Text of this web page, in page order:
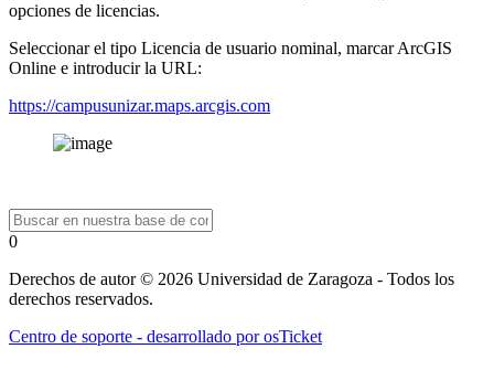
opciones de licencias.
Seleccionar el tipo Licencia de usuario nominal, marcar ArcGIS
Online e introducir la URL:
https://campusunizar.maps.arcgis.com
0
Derechos de autor © 2026 Universidad de Zaragoza - Todos los
derechos reservados.
Centro de soporte - desarrollado por osTicket